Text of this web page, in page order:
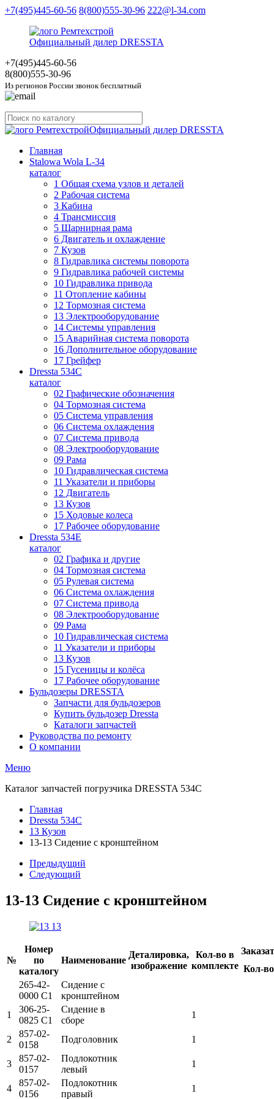
+7(495)445-60-56 8(800)555-30-96 222@l-34.com
Официальный дилер DRESSTA
+7(495)445-60-56
8(800)555-30-96
Из регионов России звонок бесплатный
Официальный дилер DRESSTA
Главная
Stalowa Wola L-34
каталог
1 Общая схема узлов и деталей
2 Рабочая система
3 Кабина
4 Трансмиссия
5 Шарнирная рама
6 Двигатель и охлаждение
7 Кузов
8 Гидравлика системы поворота
9 Гидравлика рабочей системы
10 Гидравлика привода
11 Отопление кабины
12 Тормозная система
13 Электрооборудование
14 Системы управления
15 Аварийная система поворота
16 Дополнительное оборудование
17 Грейфер
Dressta 534C
каталог
02 Графические обозначения
04 Тормозная система
05 Система управления
06 Система охлаждения
07 Система привода
08 Электрооборудование
09 Рама
10 Гидравлическая система
11 Указатели и приборы
12 Двигатель
13 Кузов
15 Ходовые колеса
17 Рабочее оборудование
Dressta 534E
каталог
02 Графика и другие
04 Тормозная система
05 Рулевая система
06 Система охлаждения
07 Система привода
08 Электрооборудование
09 Рама
10 Гидравлическая система
11 Указатели и приборы
13 Кузов
15 Гусеницы и колёса
17 Рабочее оборудование
Бульдозеры DRESSTA
Запчасти для бульдозеров
Купить бульдозер Dressta
Каталоги запчастей
Руководства по ремонту
О компании
Меню
Каталог запчастей погрузчика DRESSTA 534C
Главная
Dressta 534C
13 Кузов
13-13 Сидение с кронштейном
Предыдущий
Следующий
13-13 Сидение с кронштейном
№
Номер
по
каталогу
Наименование
Деталировка,
изображение
Кол-во в
комплекте Кол-во
265-42-
0000 C1
Сидение с
кронштейном
1
306-25-
0825 C1
Сидение в
сборе
1
2
857-02-
0158
Подголовник 1
3
857-02-
0157
Подлокотник
левый
1
4
857-02-
0156
Подлокотник
правый
1